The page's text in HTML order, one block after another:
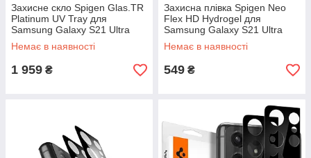
Захисне скло Spigen Glas.TR
Platinum UV Tray для
Samsung Galaxy S21 Ultra
Clear (AGL02527)
Немає в наявності
1 959 ₴
Захисна плівка Spigen Neo
Flex HD Hydrogel для
Samsung Galaxy S21 Ultra
(2шт.) Clear (AFL02533)
Немає в наявності
549 ₴